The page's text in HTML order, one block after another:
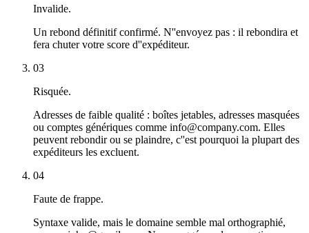
Invalide.
Un rebond définitif confirmé. N''envoyez pas : il rebondira et
fera chuter votre score d''expéditeur.
03
Risquée.
Adresses de faible qualité : boîtes jetables, adresses masquées
ou comptes génériques comme info@company.com. Elles
peuvent rebondir ou se plaindre, c''est pourquoi la plupart des
expéditeurs les excluent.
04
Faute de frappe.
Syntaxe valide, mais le domaine semble mal orthographié,